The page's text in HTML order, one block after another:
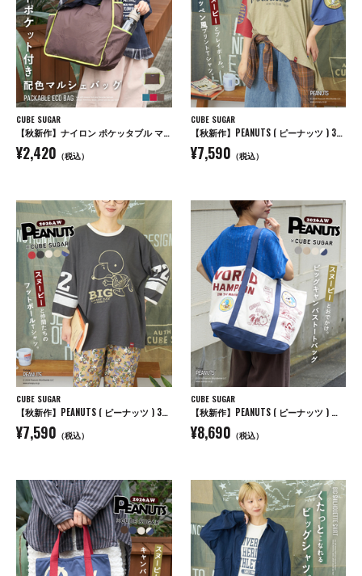
CUBE SUGAR
【秋新作】ナイロン ポケッタブル マルシェ バッグ
¥2,420 （税込）
CUBE SUGAR
【秋新作】PEANUTS ( ピーナッツ ) 32/-スラブ天竺 配色 ワイド Tシャツ
¥7,590 （税込）
CUBE SUGAR
【秋新作】PEANUTS ( ピーナッツ ) 32/-スラブ天竺 ライン入り 7分袖 プルオーバー Tシャツ
¥7,590 （税込）
CUBE SUGAR
【秋新作】PEANUTS ( ピーナッツ ) キャンバス ビッグ トートバッグ
¥8,690 （税込）